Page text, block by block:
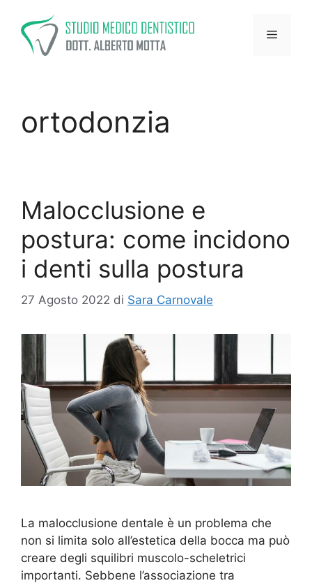
contenuto
Menu
ortodonzia
Malocclusione e
postura: come incidono
i denti sulla postura
27 Agosto 2022 di Sara Carnovale
La malocclusione dentale è un problema che
non si limita solo all’estetica della bocca ma può
creare degli squilibri muscolo-scheletrici
importanti. Sebbene l’associazione tra